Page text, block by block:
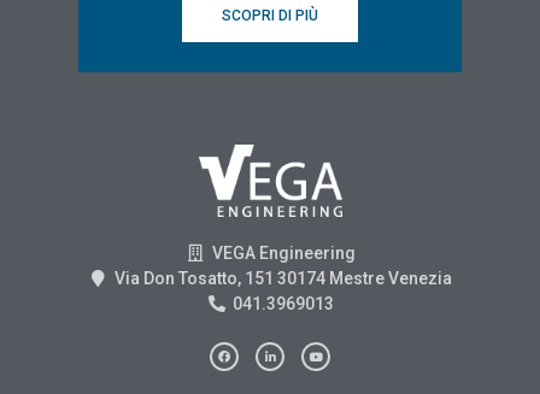
SCOPRI DI PIÙ
VEGA Engineering
Via Don Tosatto, 151 30174 Mestre Venezia
041.3969013